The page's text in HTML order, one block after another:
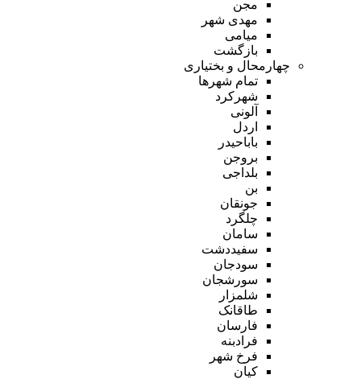
مجن
مهدی شهر
میامی
بازگشت
چهارمحال و بختیاری
تمام شهر‌ها
شهرکرد
آلونی
اردل
باباحیدر
بروجن
بلداجی
بن
جونقان
چلگرد
سامان
سفیددشت
سودجان
سورشجان
شلمزار
طاقانک
فارسان
فرادبنه
فرخ شهر
کیان